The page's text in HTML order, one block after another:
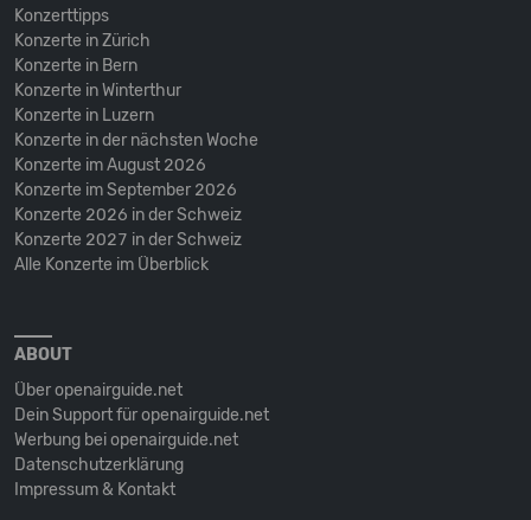
Konzerttipps
Konzerte in Zürich
Konzerte in Bern
Konzerte in Winterthur
Konzerte in Luzern
Konzerte in der nächsten Woche
Konzerte im August 2026
Konzerte im September 2026
Konzerte 2026 in der Schweiz
Konzerte 2027 in der Schweiz
Alle Konzerte im Überblick
ABOUT
Über openairguide.net
Dein Support für openairguide.net
Werbung bei openairguide.net
Datenschutz­erklärung
Impressum & Kontakt